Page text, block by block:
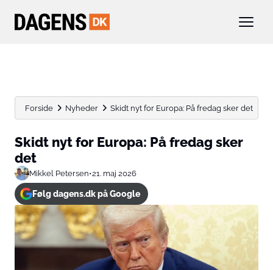
Forside Nyheder Skidt nyt for Europa: På fredag sker det
Skidt nyt for Europa: På fredag sker
det
Mikkel Petersen•21. maj 2026
Følg dagens.dk på Google